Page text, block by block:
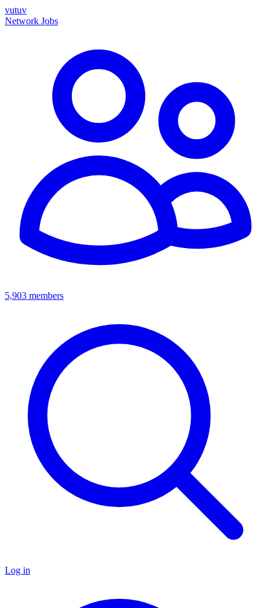
vutuv
Network Jobs
5,903 members
Log in